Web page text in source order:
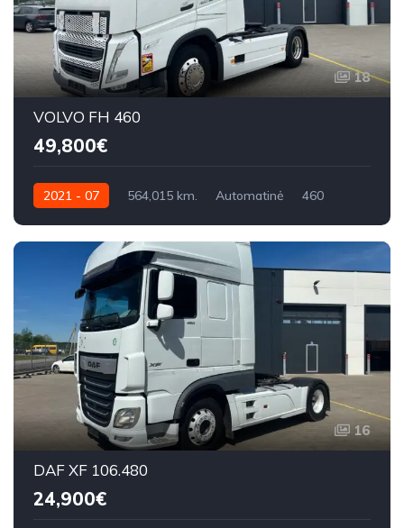
18
VOLVO FH 460
49,800€
2021 - 07 564,015 km. Automatinė 460
16
DAF XF 106.480
24,900€